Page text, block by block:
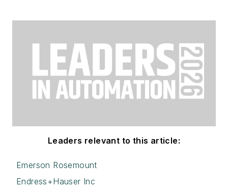
Leaders relevant to this article:
Emerson Rosemount
Endress+Hauser Inc